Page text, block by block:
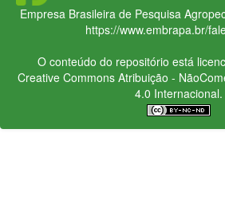
Empresa Brasileira de Pesquisa
https://www.embrapa.br/
O conteúdo do repositório está
Creative CommonsAtribuição -
4.0 Internacional.